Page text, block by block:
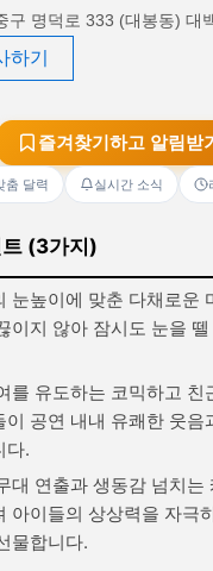
구 명덕로 333 (대봉동) 대
하기
즐겨찾기하고 알림받
춤 달력 실시간 소식
(3가지)
눈높이에 맞춘 다채로운
이지 않아 잠시도 눈을 뗄
를 유도하는 코믹하고 친
이 공연 내내 유쾌한 웃음
다.
대 연출과 생동감 넘치는
아이들의 상상력을 자극
물합니다.